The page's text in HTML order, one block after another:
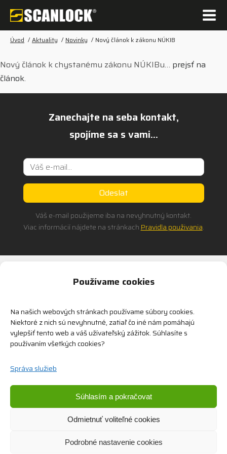
Používame cookies
Na našich webových stránkach používame súbory cookies.
Niektoré z nich sú nevyhnutné, zatiaľ čo iné nám pomáhajú
vylepšiť tento web a váš užívateľský zážitok. Súhlasíte s
používaním všetkých cookies?
Správa služieb
Súhlasím a pokračovat
Odmietnuť voliteľné cookies
Podrobné nastavenie cookies
Úvod / Aktuality / Novinky / Nový článok k zákonu NÚKIB
Nový článok k chystanému zákonu NÚKIBu… prejsť na
článok.
Zanechajte na seba kontakt,
spojíme sa s vami...
Váš e-mail použijeme iba na nevyhnutný kontakt.
Viac informácií nájdete na stránkach Pravidla použivania.
Dodávame bezpečnostné zariadenia od popredných
svetových výrobcov.
až po vyhodnotenie.